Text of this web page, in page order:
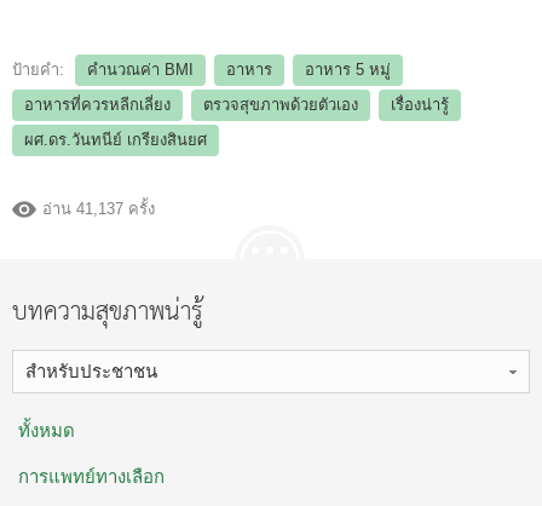
ป้ายคำ: คำนวณค่า BMI อาหาร
อาหาร 5 หมู่
อาหารที่ควรหลีกเลี่ยง
ตรวจสุขภาพด้วยตัวเอง
เรื่องน่ารู้
ผศ.ดร.วันทนีย์ เกรียงสินยศ
อ่าน 41,137 ครั้ง
บทความสุขภาพน่ารู้
สำหรับประชาชน
ทั้งหมด
การแพทย์ทางเลือก